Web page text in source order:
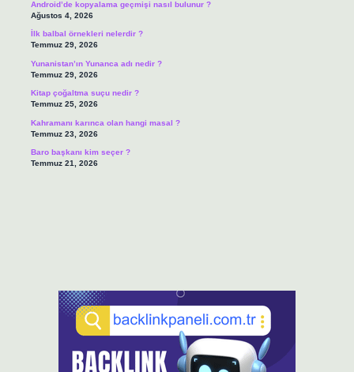
Android’de kopyalama geçmişi nasıl bulunur ?
Ağustos 4, 2026
İlk balbal örnekleri nelerdir ?
Temmuz 29, 2026
Yunanistan’ın Yunanca adı nedir ?
Temmuz 29, 2026
Kitap çoğaltma suçu nedir ?
Temmuz 25, 2026
Kahramanı karınca olan hangi masal ?
Temmuz 23, 2026
Baro başkanı kim seçer ?
Temmuz 21, 2026